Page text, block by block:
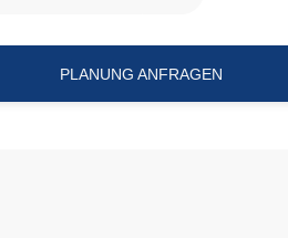
PLANUNG ANFRAGEN